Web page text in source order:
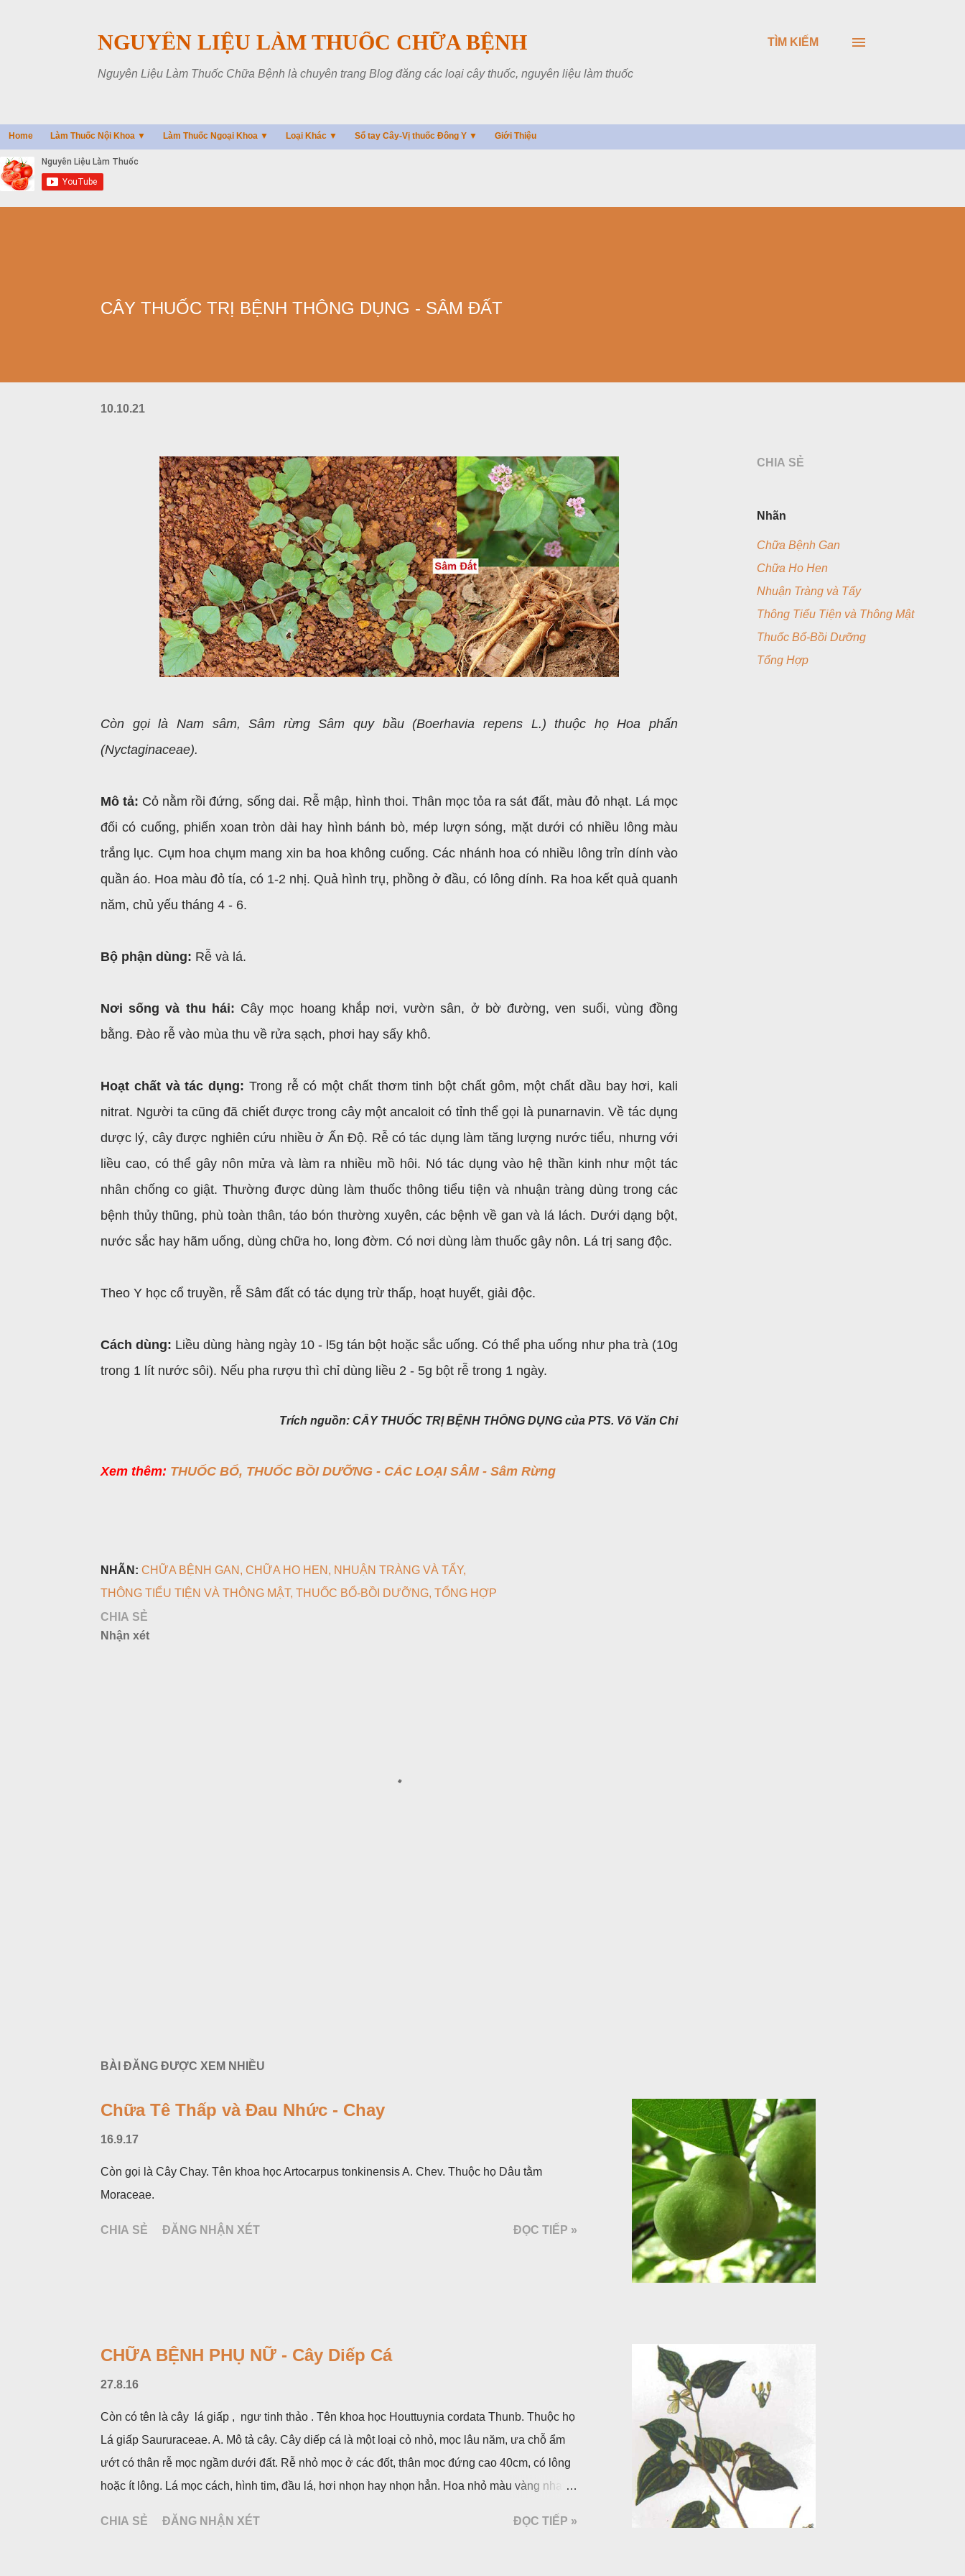
NGUYÊN LIỆU LÀM THUỐC CHỮA BỆNH
Nguyên Liệu Làm Thuốc Chữa Bệnh là chuyên trang Blog đăng các loại cây thuốc, nguyên liệu làm thuốc
TÌM KIẾM
Home Làm Thuốc Nội Khoa ▼ Làm Thuốc Ngoại Khoa ▼ Loại Khác ▼ Sổ tay Cây-Vị thuốc Đông Y ▼ Giới Thiệu
CÂY THUỐC TRỊ BỆNH THÔNG DỤNG - SÂM ĐẤT
10.10.21
Còn gọi là Nam sâm, Sâm rừng Sâm quy bầu (Boerhavia repens L.) thuộc họ Hoa phấn
(Nyctaginaceae).
Mô tả: Cỏ nằm rồi đứng, sống dai. Rễ mập, hình thoi. Thân mọc tỏa ra sát đất, màu đỏ nhạt. Lá mọc
đối có cuống, phiến xoan tròn dài hay hình bánh bò, mép lượn sóng, mặt dưới có nhiều lông màu
trắng lục. Cụm hoa chụm mang xin ba hoa không cuống. Các nhánh hoa có nhiều lông trỉn dính vào
quần áo. Hoa màu đỏ tía, có 1-2 nhị. Quả hình trụ, phồng ở đầu, có lông dính. Ra hoa kết quả quanh
năm, chủ yếu tháng 4 - 6.
Bộ phận dùng: Rễ và lá.
Nơi sống và thu hái: Cây mọc hoang khắp nơi, vườn sân, ở bờ đường, ven suối, vùng đồng
bằng. Đào rễ vào mùa thu về rửa sạch, phơi hay sấy khô.
Hoạt chất và tác dụng: Trong rễ có một chất thơm tinh bột chất gôm, một chất dầu bay hơi, kali
nitrat. Người ta cũng đã chiết được trong cây một ancaloit có tỉnh thể gọi là punarnavin. Về tác dụng
dược lý, cây được nghiên cứu nhiều ở Ấn Độ. Rễ có tác dụng làm tăng lượng nước tiểu, nhưng với
liều cao, có thể gây nôn mửa và làm ra nhiều mồ hôi. Nó tác dụng vào hệ thần kinh như một tác
nhân chống co giật. Thường được dùng làm thuốc thông tiểu tiện và nhuận tràng dùng trong các
bệnh thủy thũng, phù toàn thân, táo bón thường xuyên, các bệnh về gan và lá lách. Dưới dạng bột,
nước sắc hay hãm uống, dùng chữa ho, long đờm. Có nơi dùng làm thuốc gây nôn. Lá trị sang độc.
Theo Y học cổ truyền, rễ Sâm đất có tác dụng trừ thấp, hoạt huyết, giải độc.
Cách dùng: Liều dùng hàng ngày 10 - l5g tán bột hoặc sắc uống. Có thể pha uống như pha trà (10g
trong 1 lít nước sôi). Nếu pha rượu thì chỉ dùng liều 2 - 5g bột rễ trong 1 ngày.
Trích nguồn: CÂY THUỐC TRỊ BỆNH THÔNG DỤNG của PTS. Võ Văn Chi
Xem thêm: THUỐC BỔ, THUỐC BỒI DƯỠNG - CÁC LOẠI SÂM - Sâm Rừng
CHIA SẺ
Nhãn
Chữa Bệnh Gan
Chữa Ho Hen
Nhuận Tràng và Tẩy
Thông Tiểu Tiện và Thông Mật
Thuốc Bổ-Bồi Dưỡng
Tổng Hợp
NHÃN: CHỮA BỆNH GAN CHỮA HO HEN
NHUẬN TRÀNG VÀ TẨY
THÔNG TIỂU TIỆN VÀ THÔNG MẬT THUỐC BỔ-BỒI DƯỠNG TỔNG HỢP
CHIA SẺ
Nhận xét
BÀI ĐĂNG ĐƯỢC XEM NHIỀU
Chữa Tê Thấp và Đau Nhức - Chay
16.9.17
Còn gọi là Cây Chay. Tên khoa học Artocarpus tonkinensis A. Chev. Thuộc họ Dâu tằm
Moraceae.
CHIA SẺ ĐĂNG NHẬN XÉT ĐỌC TIẾP »
CHỮA BỆNH PHỤ NỮ - Cây Diếp Cá
27.8.16
Còn có tên là cây lá giấp , ngư tinh thảo . Tên khoa học Houttuynia cordata Thunb. Thuộc họ
Lá giấp Saururaceae. A. Mô tả cây. Cây diếp cá là một loại cỏ nhỏ, mọc lâu năm, ưa chỗ ẩm
ướt có thân rễ mọc ngầm dưới đất. Rễ nhỏ mọc ở các đốt, thân mọc đứng cao 40cm, có lông
hoặc ít lông. Lá mọc cách, hình tim, đầu lá, hơi nhọn hay nhọn hẳn. Hoa nhỏ màu vàng nhạt,
CHIA SẺ ĐĂNG NHẬN XÉT ĐỌC TIẾP »